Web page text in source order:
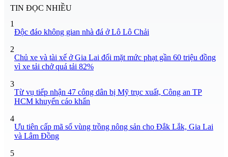
TIN ĐỌC NHIỀU
1
Độc đáo không gian nhà đá ở Lô Lô Chải
2
Chủ xe và tài xế ở Gia Lai đối mặt mức phạt gần 60 triệu đồng
vì xe tải chở quá tải 82%
3
Từ vụ tiếp nhận 47 công dân bị Mỹ trục xuất, Công an TP
HCM khuyến cáo khẩn
4
Ưu tiên cấp mã số vùng trồng nông sản cho Đắk Lắk, Gia Lai
và Lâm Đồng
5